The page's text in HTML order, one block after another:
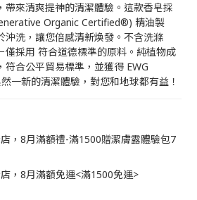
帶來清爽提神的清潔體驗。這款香皂採
Organic Certified®) 精油製
沖洗，讓您倍感清新煥發。不含洗滌
僅採用 符合道德標準的原料。純植物成
合公平貿易標準，並獲得 EWG
一新的清潔體驗，對您和地球都有益！
，8月滿額禮-滿1500贈潔膚露體驗包7
，8月滿額免運<滿1500免運>